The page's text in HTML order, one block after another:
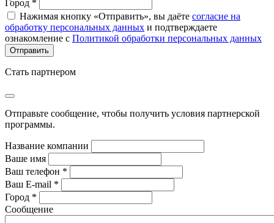
Город *
Нажимая кнопку «Отправить», вы даёте согласие на
обработку персональных данных и подтверждаете
ознакомление с Политикой обработки персональных данных
Стать партнером
Отправьте сообщение, чтобы получить условия партнерской
программы.
Название компании
Ваше имя
Ваш телефон *
Ваш E-mail *
Город *
Сообщение